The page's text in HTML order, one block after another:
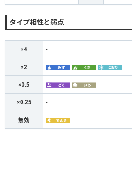
タイプ相性と弱点
×4 -
×2
×0.5
×0.25 -
無効